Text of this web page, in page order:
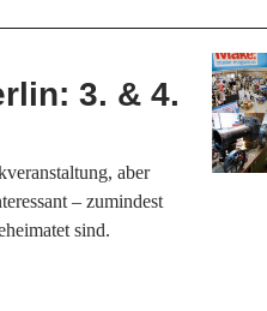
3. & 4.
aber
– zumindest
sind.